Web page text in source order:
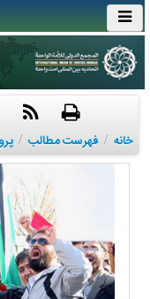
خانه / فهرست مطالب /